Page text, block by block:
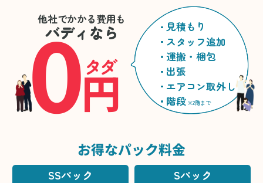
他社でかかる費用も
バディなら
0円
タダ
見積もり
スタッフ追加
運搬・梱包
出張
エアコン取外し
階段 ※2階まで
お得なパック料金
SSパック Sパック